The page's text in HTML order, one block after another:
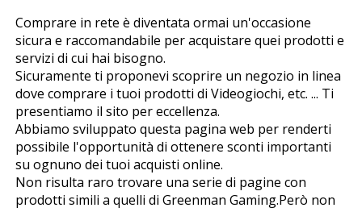
Comprare in rete è diventata ormai un'occasione
sicura e raccomandabile per acquistare quei prodotti e
servizi di cui hai bisogno.
Sicuramente ti proponevi scoprire un negozio in linea
dove comprare i tuoi prodotti di Videogiochi, etc. ... Ti
presentiamo il sito per eccellenza.
Abbiamo sviluppato questa pagina web per renderti
possibile l'opportunità di ottenere sconti importanti
su ognuno dei tuoi acquisti online.
Non risulta raro trovare una serie di pagine con
prodotti simili a quelli di Greenman Gaming.Però non